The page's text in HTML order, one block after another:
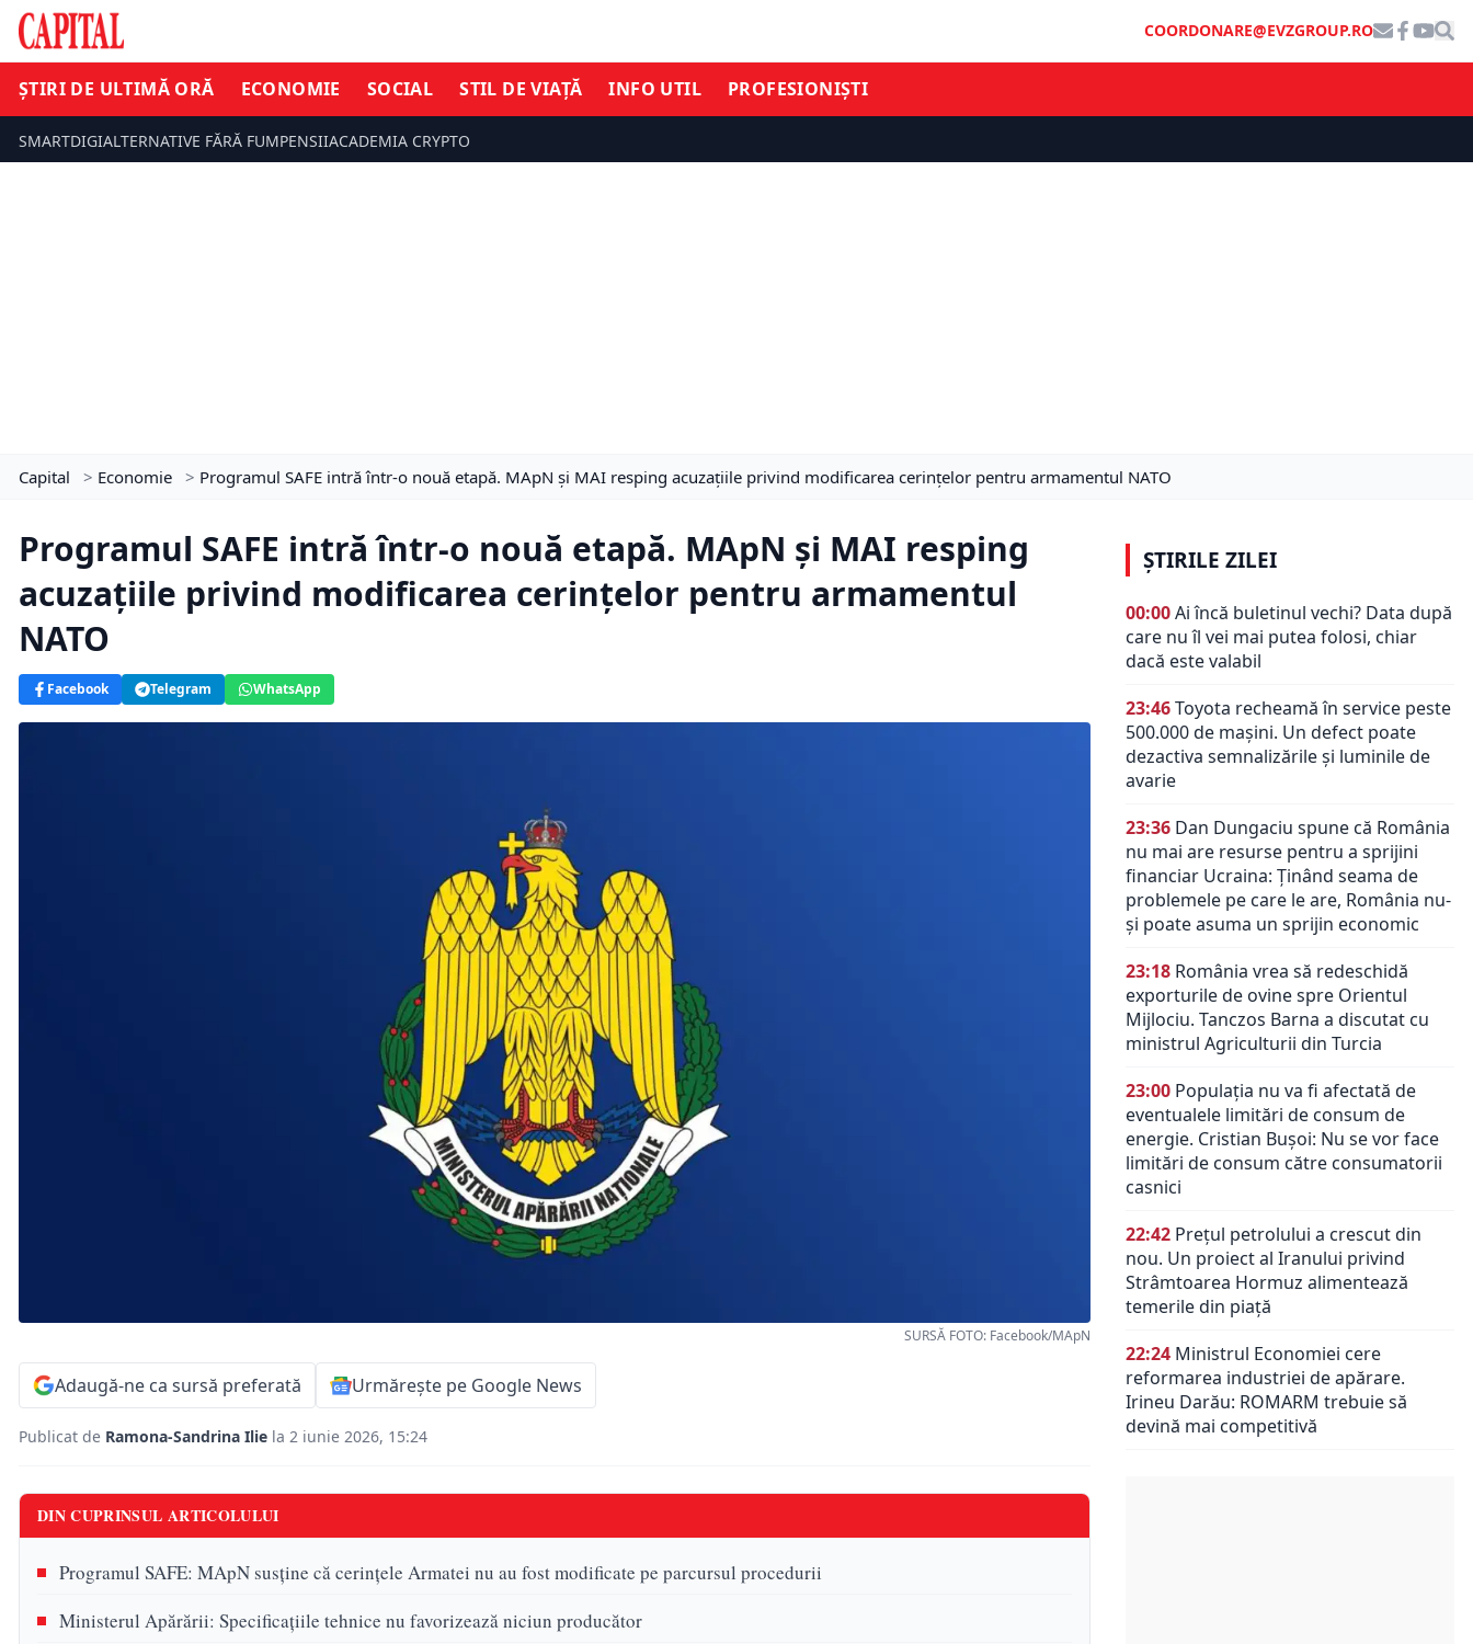
COORDONARE@EVZGROUP.RO
ȘTIRI DE ULTIMĂ ORĂ ECONOMIE SOCIAL STIL DE VIAȚĂ INFO UTIL PROFESIONIȘTI
SMARTDIGIALTERNATIVE FĂRĂ FUMPENSIIACADEMIA CRYPTO
Capital > Economie > Programul SAFE intră într-o nouă etapă. MApN și MAI resping acuzațiile privind modificarea cerințelor pentru armamentul NATO
Programul SAFE intră într-o nouă etapă. MApN și MAI resping
acuzațiile privind modificarea cerințelor pentru armamentul
NATO
Facebook Telegram WhatsApp
SURSĂ FOTO: Facebook/MApN
Adaugă-ne ca sursă preferată Urmărește pe Google News
Publicat de Ramona-Sandrina Ilie la 2 iunie 2026, 15:24
DIN CUPRINSUL ARTICOLULUI
Programul SAFE: MApN susține că cerințele Armatei nu au fost modificate pe parcursul procedurii
Ministerul Apărării: Specificațiile tehnice nu favorizează niciun producător
ȘTIRILE ZILEI
00:00Ai încă buletinul vechi? Data după
care nu îl vei mai putea folosi, chiar
dacă este valabil
23:46Toyota recheamă în service peste
500.000 de mașini. Un defect poate
dezactiva semnalizările și luminile de
avarie
23:36 Dan Dungaciu spune că România
nu mai are resurse pentru a sprijini
financiar Ucraina: Ținând seama de
problemele pe care le are, România nu-
și poate asuma un sprijin economic
23:18 România vrea să redeschidă
exporturile de ovine spre Orientul
Mijlociu. Tanczos Barna a discutat cu
ministrul Agriculturii din Turcia
23:00 Populația nu va fi afectată de
eventualele limitări de consum de
energie. Cristian Bușoi: Nu se vor face
limitări de consum către consumatorii
casnici
22:42 Prețul petrolului a crescut din
nou. Un proiect al Iranului privind
Strâmtoarea Hormuz alimentează
temerile din piață
22:24 Ministrul Economiei cere
reformarea industriei de apărare.
Irineu Darău: ROMARM trebuie să
devină mai competitivă